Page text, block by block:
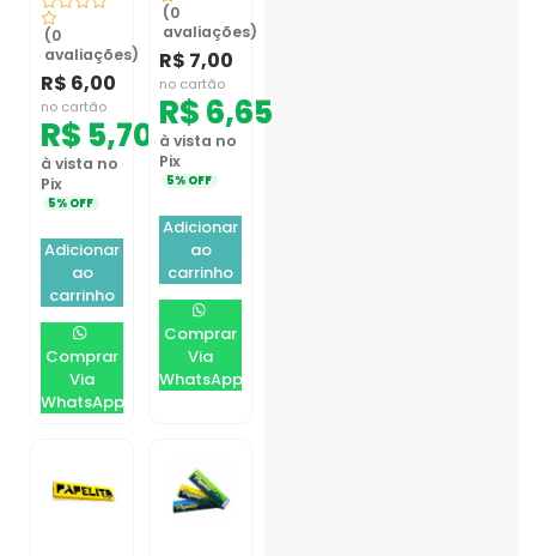
(0
avaliações)
R$ 6,00
no cartão
R$ 5,70
à vista no
Pix
5% OFF
Adicionar
ao
carrinho
Comprar
Via
WhatsApp
(0
avaliações)
R$ 7,00
no cartão
R$6,65
à vista no
Pix
5% OFF
Adicionar
ao
carrinho
Comprar
Via
WhatsApp